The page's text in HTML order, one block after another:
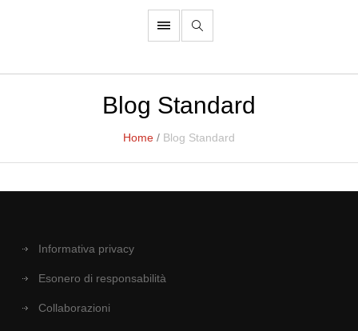
Blog Standard
Home / Blog Standard
Informativa privacy
Esonero di responsabilità
Collaborazioni